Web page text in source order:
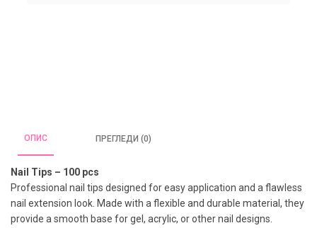
ОПИС ПРЕГЛЕДИ (0)
Nail Tips – 100 pcs
Professional nail tips designed for easy application and a flawless
nail extension look. Made with a flexible and durable material, they
provide a smooth base for gel, acrylic, or other nail designs.